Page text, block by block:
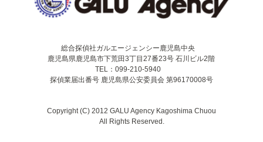
総合探偵社ガルエージェンシー鹿児島中央
鹿児島県鹿児島市下荒田3丁目27番23号 石川ビル2階
TEL：099-210-5940
探偵業届出番号 鹿児島県公安委員会 第96170008号
Copyright (C) 2012 GALU Agency Kagoshima Chuou
All Rights Reserved.